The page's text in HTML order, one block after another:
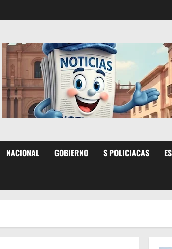
NACIONAL GOBIERNO S POLICIACAS